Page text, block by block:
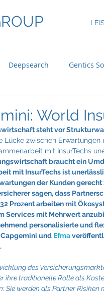
Deepsearch Gentics
Bauer Group
Capgemini CBRE
FIABCI Fraunhofer
World
steht vor
Lücke zwischen
mit InsurTechs
braucht ein
mit InsurTechs ist
der Kunden gerecht
sagen, dass
Prozent arbeiten mit
Services mit Mehrwert
personalisierte und
und Efma
des
ihre traditionelle Rolle als
Sie werden als Partner Risiken